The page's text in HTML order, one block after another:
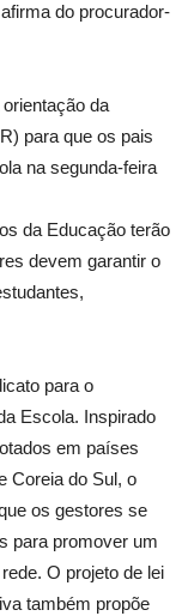
do procurador-
da
para que os pais
na segunda-feira
da Educação terão
devem garantir o
para o
Escola. Inspirado
em países
Coreia do Sul, o
os gestores se
para promover um
O projeto de lei
também propõe